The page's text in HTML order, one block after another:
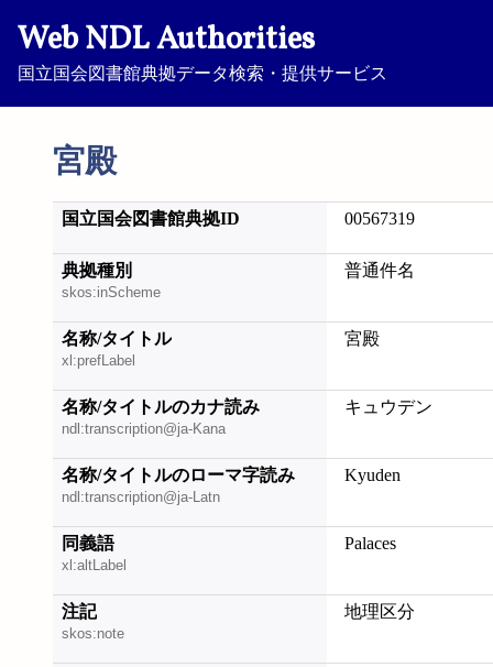
Web NDL Authorities
国立国会図書館典拠データ検索・提供サービス
宮殿
国立国会図書館典拠ID 00567319
典拠種別
skos:inScheme
普通件名
名称/タイトル
xl:prefLabel
宮殿
名称/タイトルのカナ読み
ndl:transcription@ja-Kana
キュウデン
名称/タイトルのローマ字読み
ndl:transcription@ja-Latn
Kyuden
同義語
xl:altLabel
Palaces
注記
skos:note
地理区分